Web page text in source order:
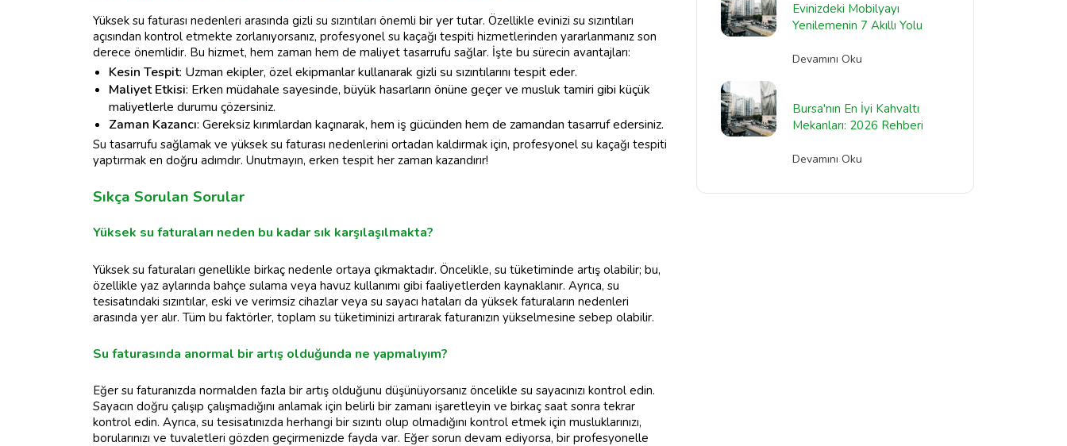
Yüksek su faturası nedenleri arasında gizli su sızıntıları önemli bir yer tutar. Özellikle evinizi su sızıntıları
açısından kontrol etmekte zorlanıyorsanız, profesyonel su kaçağı tespiti hizmetlerinden yararlanmanız son
derece önemlidir. Bu hizmet, hem zaman hem de maliyet tasarrufu sağlar. İşte bu sürecin avantajları:
Kesin Tespit: Uzman ekipler, özel ekipmanlar kullanarak gizli su sızıntılarını tespit eder.
Maliyet Etkisi: Erken müdahale sayesinde, büyük hasarların önüne geçer ve musluk tamiri gibi küçük
maliyetlerle durumu çözersiniz.
Zaman Kazancı: Gereksiz kırımlardan kaçınarak, hem iş gücünden hem de zamandan tasarruf edersiniz.
Su tasarrufu sağlamak ve yüksek su faturası nedenlerini ortadan kaldırmak için, profesyonel su kaçağı tespiti
yaptırmak en doğru adımdır. Unutmayın, erken tespit her zaman kazandırır!
Sıkça Sorulan Sorular
Yüksek su faturaları neden bu kadar sık karşılaşılmakta?
Yüksek su faturaları genellikle birkaç nedenle ortaya çıkmaktadır. Öncelikle, su tüketiminde artış olabilir; bu,
özellikle yaz aylarında bahçe sulama veya havuz kullanımı gibi faaliyetlerden kaynaklanır. Ayrıca, su
tesisatındaki sızıntılar, eski ve verimsiz cihazlar veya su sayacı hataları da yüksek faturaların nedenleri
arasında yer alır. Tüm bu faktörler, toplam su tüketiminizi artırarak faturanızın yükselmesine sebep olabilir.
Su faturasında anormal bir artış olduğunda ne yapmalıyım?
Eğer su faturanızda normalden fazla bir artış olduğunu düşünüyorsanız öncelikle su sayacınızı kontrol edin.
Sayacın doğru çalışıp çalışmadığını anlamak için belirli bir zamanı işaretleyin ve birkaç saat sonra tekrar
kontrol edin. Ayrıca, su tesisatınızda herhangi bir sızıntı olup olmadığını kontrol etmek için musluklarınızı,
borularınızı ve tuvaletleri gözden geçirmenizde fayda var. Eğer sorun devam ediyorsa, bir profesyonelle
Evinizdeki Mobilyayı
Yenilemenin 7 Akıllı Yolu
Devamını Oku
Bursa'nın En İyi Kahvaltı
Mekanları: 2026 Rehberi
Devamını Oku